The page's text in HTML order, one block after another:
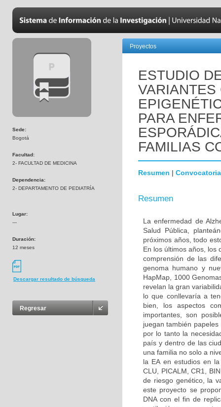
Sede:
Bogotá
Facultad:
2- FACULTAD DE MEDICINA
Dependencia:
2- DEPARTAMENTO DE PEDIATRÍA
Lugar:
---
Duración:
12 meses
Descargar resultado de búsqueda
Regresar
Proyectos
ESTUDIO
VARIANTES
PARA
FAMILIAS
Resumen | Convocatoria
Resumen
La enfermedad de
Salud Pública,
próximos años, todo
En los últimos años, los
comprensión de las
genoma humano y
HapMap, 1000
revelan la gran
lo que conllevaría a
bien, los aspectos
importantes, son
juegan también
por lo tanto la
país y dentro de las
una familia no solo a
la EA en estudios en
CLU, PICALM, CR1,
de riesgo genético, la
este proyecto se
DNA con el fin de